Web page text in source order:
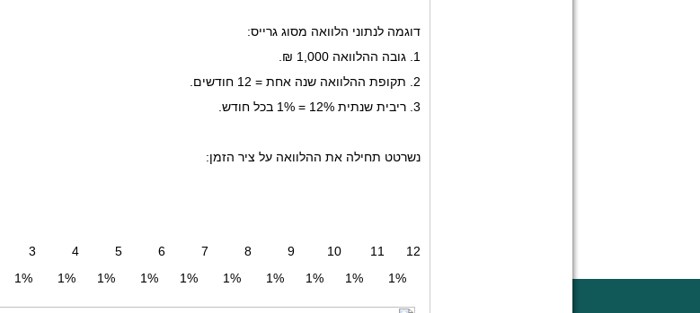
דוגמה לנתוני הלוואה מסוג גרייס:
1. גובה ההלוואה 1,000 ₪.
2. תקופת ההלוואה שנה אחת = 12 חודשים.
3. ריבית שנתית 12% = 1% בכל חודש.
נשרטט תחילה את ההלוואה על ציר הזמן:
12 11 10 9 8 7 6 5 4 3 2 1 0
1% 1% 1% 1% 1% 1% 1% 1% 1% 1% 1% 1%